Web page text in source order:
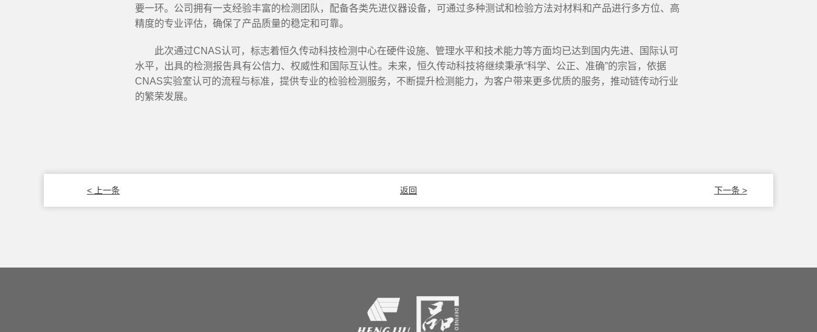
要一环。公司拥有一支经验丰富的检测团队，配备各类先进仪器设备，可通过多种测试和检验方法对材料和产品进行多方位、高
精度的专业评估，确保了产品质量的稳定和可靠。
此次通过CNAS认可，标志着恒久传动科技检测中心在硬件设施、管理水平和技术能力等方面均已达到国内先进、国际认可
水平，出具的检测报告具有公信力、权威性和国际互认性。未来，恒久传动科技将继续秉承“科学、公正、准确”的宗旨，依据
CNAS实验室认可的流程与标准，提供专业的检验检测服务，不断提升检测能力，为客户带来更多优质的服务，推动链传动行业
的繁荣发展。
< 上一条 返回 下一条 >